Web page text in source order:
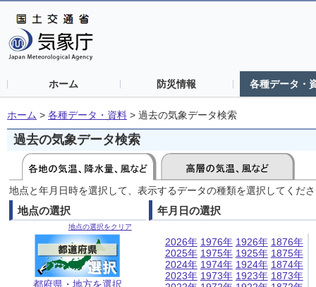
ホーム 防災情報 各種データ・
ホーム > 各種データ・資料 > 過去の気象データ検索
過去の気象データ検索
地点と年月日時を選択して、表示するデータの種類を選択してくだ
地点の選択
地点の選択をクリア
都府県・地方を選択
年月日の選択
2026年
2025年
2024年
2023年
1976年
1975年
1974年
1973年
1926年
1925年
1924年
1923年
1876年
1875年
1874年
1873年